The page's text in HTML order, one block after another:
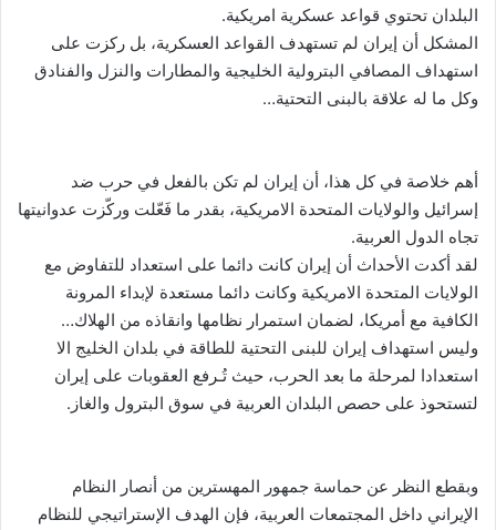
البلدان تحتوي قواعد عسكرية امريكية.
المشكل أن إيران لم تستهدف القواعد العسكرية، بل ركزت على
استهداف المصافي البترولية الخليجية والمطارات والنزل والفنادق
وكل ما له علاقة بالبنى التحتية…
أهم خلاصة في كل هذا، أن إيران لم تكن بالفعل في حرب ضد
إسرائيل والولايات المتحدة الامريكية، بقدر ما فَعّلت وركّزت عدوانيتها
تجاه الدول العربية.
لقد أكدت الأحداث أن إيران كانت دائما على استعداد للتفاوض مع
الولايات المتحدة الامريكية وكانت دائما مستعدة لإبداء المرونة
الكافية مع أمريكا، لضمان استمرار نظامها وانقاذه من الهلاك…
وليس استهداف إيران للبنى التحتية للطاقة في بلدان الخليج الا
استعدادا لمرحلة ما بعد الحرب، حيث تُـرفع العقوبات على إيران
لتستحوذ على حصص البلدان العربية في سوق البترول والغاز.
وبقطع النظر عن حماسة جمهور المهسترين من أنصار النظام
الإيراني داخل المجتمعات العربية، فإن الهدف الإستراتيجي للنظام